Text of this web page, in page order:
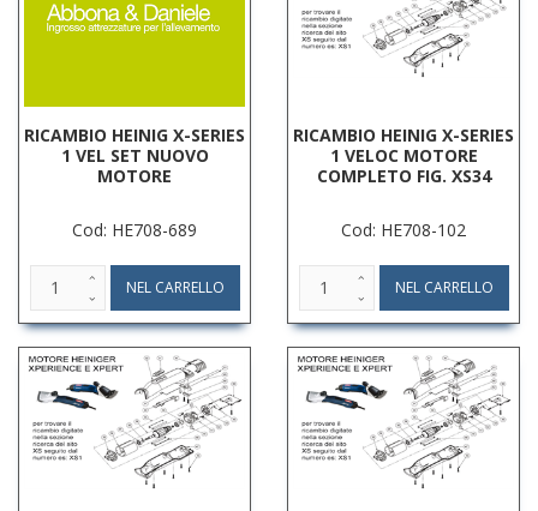
RICAMBIO HEINIG X-SERIES
1 VEL SET NUOVO
MOTORE
Cod: HE708-689
RICAMBIO HEINIG X-SERIES
1 VELOC MOTORE
COMPLETO FIG. XS34
Cod: HE708-102